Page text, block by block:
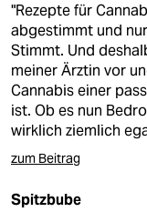
"Rezepte für
abgestimmt und
Stimmt. Und
meiner Ärztin vor
Cannabis einer
ist. Ob es nun
wirklich ziemlich
zum Beitrag
Spitzbube